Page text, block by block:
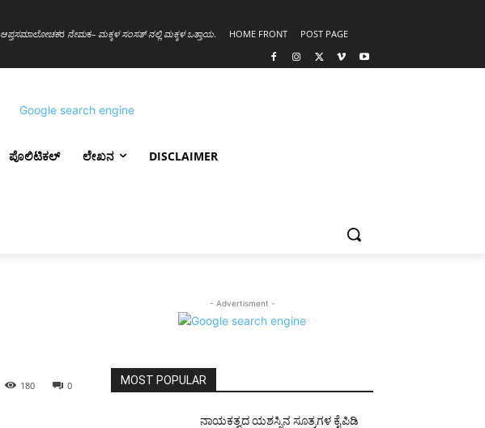
ಆಪ್ತಸಮಾಲೋಚಕರ ನೇಮಕ– ಮಕ್ಕಳ ಸಂಸತ್ ನಲ್ಲಿ ಮಕ್ಕಳ ಒತ್ತಾಯ. HOME FRONT POST PAGE
ಪೊಲಿಟಿಕಲ್ ಲೇಖನ DISCLAIMER
0
180
- Advertisment -
MOST POPULAR
ನಾಯಕತ್ವದ ಯಶಸ್ಸಿನ ಸೂತ್ರಗಳ ಕೈಪಿಡಿ